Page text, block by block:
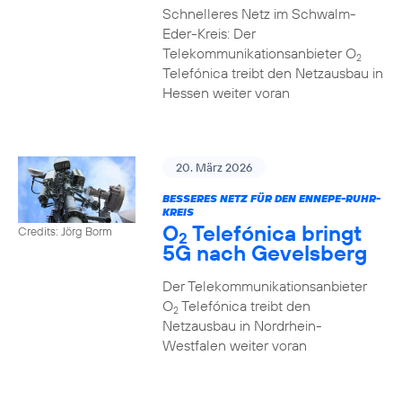
Schnelleres Netz im Schwalm-
Eder-Kreis: Der
Telekommunikationsanbieter O2
Telefónica treibt den Netzausbau in
Hessen weiter voran
Credits: Jörg Borm
20. März 2026
BESSERES NETZ FÜR DEN ENNEPE-RUHR-
KREIS
O2 Telefónica bringt
5G nach Gevelsberg
Der Telekommunikationsanbieter
O2Telefónica treibt den
Netzausbau in Nordrhein-
Westfalen weiter voran